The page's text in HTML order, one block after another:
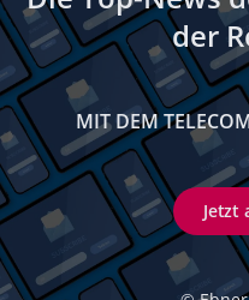
der
MIT DEM
Jetzt